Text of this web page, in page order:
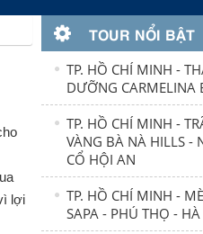
lợi
TOUR NỔI BẬT
TP. HỒ CHÍ MINH -
DƯỠNG CARMELINA
TP. HỒ CHÍ MINH -
VÀNG BÀ NÀ HILLS -
CỔ HỘI AN
TP. HỒ CHÍ MINH -
SAPA - PHÚ THỌ -